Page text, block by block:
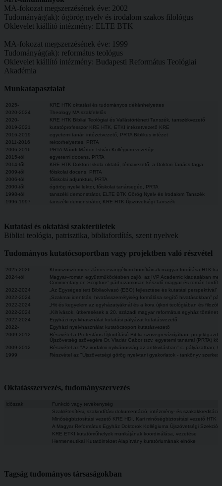
MA-fokozat megszerzésének éve: 2002
Tudományág(ak): ógörög nyelv és irodalom szakos filológus
Oklevelet kiállító intézmény: ELTE BTK
MA-fokozat megszerzésének éve: 1999
Tudományág(ak): református teológus
Oklevelet kiállító intézmény: Budapesti Református Teológiai
Akadémia
Munkatapasztalat
2025-
KRE HTK oktatási és tudományos dékánhelyettes
2020-2024
Theology MA szakfelelős
2020-
KRE HTK Bibliai Teológiai és Vallástörténeti Tanszék, tanszékvezető
2019-2021
kutatóprofesszor KRE HTK, ETKI intézetvezető KRE
2016-2019
egyetemi tanár, intézetvezető, PRTA Biblikus intézet
2011-2016
rektorhelyettes, PRTA
2006-2016
PRTA Mándi Márton István Kollégium vezetője
2015-től
egyetemi docens, PRTA
2014-től
KRE HTK Doktori Iskola oktató, témavezető, a Doktori Tanács tagja
2009-től
főiskolai docens, PRTA
2006-tól
főiskolai adjunktus, PRTA
2000-től
ógörög nyelvi lektor, főiskolai tanársegéd, PRTA
1998-tól
tanszéki demonstrátor, ELTE BTK Görög Nyelv és Irodalom Tanszék
1996-1997
tanszéki demonstrátor, KRE HTK Újszövetségi Tanszék
Kutatási és oktatási szakterületek
Bibliai teológia, patrisztika, bibliafordítás, szent nyelvek
Tudományos kutatócsoportban vagy projektben való részvétel
2025-2026
Khrüszosztomosz János evangélium-homíliáinak magyar fordítása HTK
2024-től
Magyar–román együttműködésben zajló, az IVP Academic kiadásában
Commentary on Scripture” párhuzamosan készülő magyar és román
2022-2024
„Az Egységesített Bibliaolvasó (EBO) fejlesztése és kutatási perspektívái”
2022-2024
„Szakmai identitás, hivatásszemélyiség formálása segítő hivatásokban”
2022-2024
„Hit és kegyelem az egyházatyáknál és a kora újkori teológiában és
2022-2024
„Kihívások, útkeresések a 20. századi magyar református egyház
2022-2024
Egyházi nyelvhasználat kutatási pályázat kutatásvezető
2022-
Egyházi nyelvhasználat kutatócsoport kutatásvezető
2009-2012
Részvétel a Protestáns Újfordítású Biblia szövegrevíziójában,
Újszövetség szövegére Dr. Vladár Gábor tszv. egyetemi tanárral (PRTA)
2009-2012
Részvétel az "Az irodalmi nyilvánosság az antikvitásban" c. pályázatban;
1999
Részvétel az "Újszövetségi görög nyelvtani gyakorlatok - tankönyv
Oktatásszervezés, tudományszervezés
Időszak
Funkció vagy tevékenység
Szaklétesítési, szakindítási dokumentáció, intézmény- és
Minőségbiztosítási vezető KRE HDI, Kari minőségbiztosítási vezető HTK
A Magyar Református Egyház Doktorok Kollégiuma Újszövetségi
KRE ETKI kutatóműhelyek munkájának koordinálása, vezetése
Hermeneutikai Kutatóintézet Alapítvány kuratóriumának elnöke
Tagság tudományos társaságokban